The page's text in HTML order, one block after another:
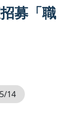
募「職
14